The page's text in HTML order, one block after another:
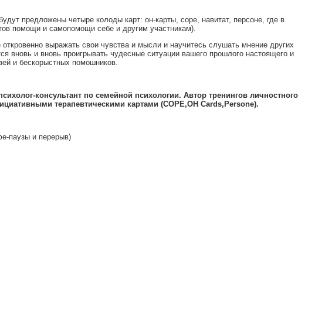
предложены четыре колоды карт: он-карты, соре, навитат, персоне, где в
помощи и самопомощи себе и другим участникам).
выражать свои чувства и мысли и научитесь слушать мнение других
вновь и вновь проигрывать чудесные ситуации вашего прошлого настоящего и
и бескорыстных помошников.
консультант по семейной психологии. Автор тренингов личностного
терапевтическими картами (COPE,OH Cards,Persone).
паузы и перерыв)